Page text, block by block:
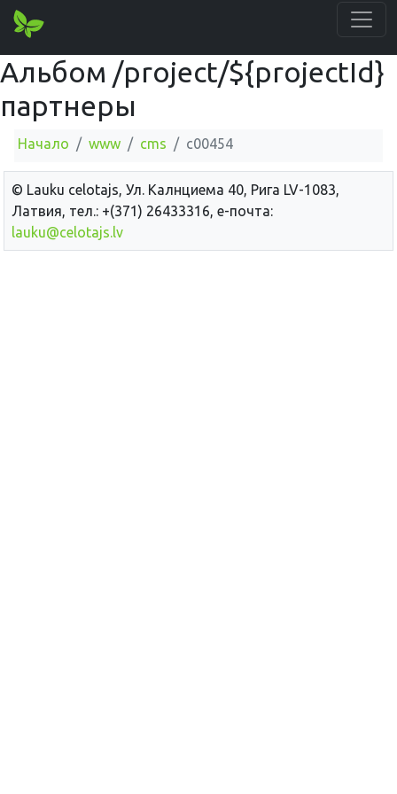
Альбом /project/${projectId}
партнеры
Начало www cms c00454
© Lauku сelotajs, Ул. Калнциема 40, Рига LV-1083,
Латвия, тел.: +(371) 26433316, е-почта:
lauku@celotajs.lv